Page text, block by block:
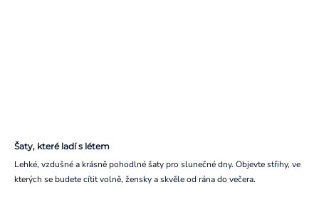
Šaty, které ladí s létem
Lehké, vzdušné a krásně pohodlné šaty pro slunečné dny. Objevte střihy, ve
kterých se budete cítit volně, žensky a skvěle od rána do večera.